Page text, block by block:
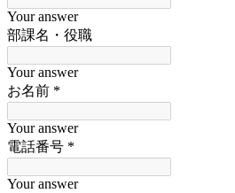
Your answer
部課名・役職
Your answer
お名前 *
Your answer
電話番号 *
Your answer